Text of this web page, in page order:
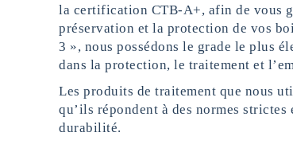
la certification CTB-A+, afin de vous
préservation et la protection de vos
3 », nous possédons le grade le plus
dans la protection, le traitement et
Les produits de traitement que nous
qu’ils répondent à des normes
durabilité.